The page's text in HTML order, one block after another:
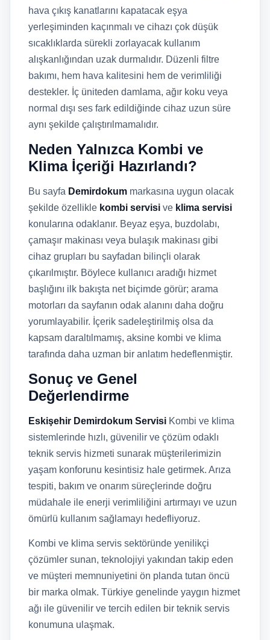
hava çıkış kanatlarını kapatacak eşya
yerleşiminden kaçınmalı ve cihazı çok düşük
sıcaklıklarda sürekli zorlayacak kullanım
alışkanlığından uzak durmalıdır. Düzenli filtre
bakımı, hem hava kalitesini hem de verimliliği
destekler. İç üniteden damlama, ağır koku veya
normal dışı ses fark edildiğinde cihaz uzun süre
aynı şekilde çalıştırılmamalıdır.
Neden Yalnızca Kombi ve
Klima İçeriği Hazırlandı?
Bu sayfa Demirdokum markasına uygun olacak
şekilde özellikle kombi servisi ve klima servisi
konularına odaklanır. Beyaz eşya, buzdolabı,
çamaşır makinası veya bulaşık makinası gibi
cihaz grupları bu sayfadan bilinçli olarak
çıkarılmıştır. Böylece kullanıcı aradığı hizmet
başlığını ilk bakışta net biçimde görür; arama
motorları da sayfanın odak alanını daha doğru
yorumlayabilir. İçerik sadeleştirilmiş olsa da
kapsam daraltılmamış, aksine kombi ve klima
tarafında daha uzman bir anlatım hedeflenmiştir.
Sonuç ve Genel
Değerlendirme
Eskişehir Demirdokum Servisi Kombi ve klima
sistemlerinde hızlı, güvenilir ve çözüm odaklı
teknik servis hizmeti sunarak müşterilerimizin
yaşam konforunu kesintisiz hale getirmek. Arıza
tespiti, bakım ve onarım süreçlerinde doğru
müdahale ile enerji verimliliğini artırmayı ve uzun
ömürlü kullanım sağlamayı hedefliyoruz.
Kombi ve klima servis sektöründe yenilikçi
çözümler sunan, teknolojiyi yakından takip eden
ve müşteri memnuniyetini ön planda tutan öncü
bir marka olmak. Türkiye genelinde yaygın hizmet
ağı ile güvenilir ve tercih edilen bir teknik servis
konumuna ulaşmak.